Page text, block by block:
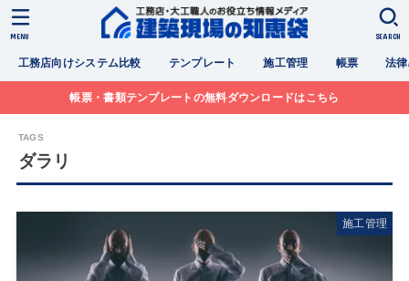
工務店向けシステム比較 テンプレート 施工管理 帳票 法
SEARCH
MENU
帳票・書類テンプレートの無料ダウンロードはこちら
ダラリ
施工管理